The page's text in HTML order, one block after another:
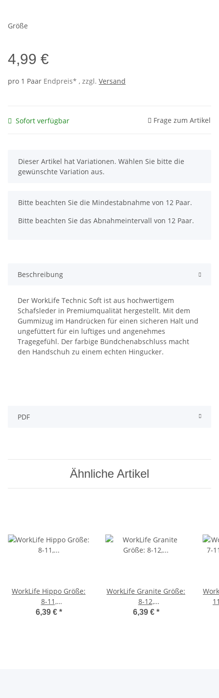
Größe
4,99 €
pro 1 Paar Endpreis* , zzgl. Versand
Sofort verfügbar Frage zum Artikel
x
Dieser Artikel hat Variationen. Wählen Sie bitte die
gewünschte Variation aus.
x
Bitte beachten Sie die Mindestabnahme von 12 Paar.
Bitte beachten Sie das Abnahmeintervall von 12 Paar.
Beschreibung
Der WorkLife Technic Soft ist aus hochwertigem
Schafsleder in Premiumqualität hergestellt. Mit dem
Gummizug im Handrücken für einen sicheren Halt und
ungefüttert für ein luftiges und angenehmes
Tragegefühl. Der farbige Bündchenabschluss macht
den Handschuh zu einem echten Hingucker.
PDF
Ähnliche Artikel
WorkLife Hippo Größe:
8-11,
Ziegenlederhandschuh
6,39 € *
WorkLife Granite Größe:
8-12,
Ziegenlederhandschuh
6,39 € *